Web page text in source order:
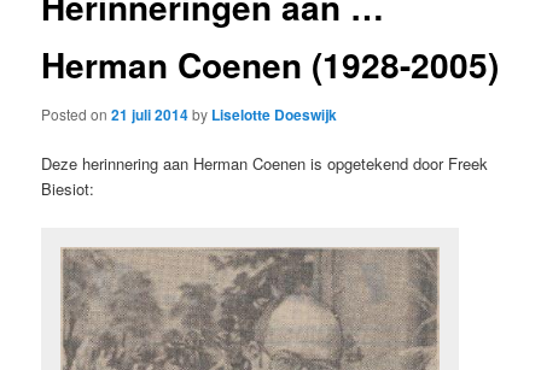
Herman Coenen (1928-2005)
Posted on21 juli 2014by Liselotte Doeswijk
Deze herinnering aan Herman Coenen is opgetekend door Freek
Biesiot: